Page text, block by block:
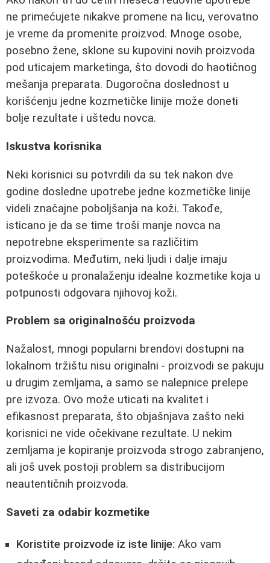
ne primećujete nikakve promene na licu, verovatno
je vreme da promenite proizvod. Mnoge osobe,
posebno žene, sklone su kupovini novih proizvoda
pod uticajem marketinga, što dovodi do haotičnog
mešanja preparata. Dugoročna doslednost u
korišćenju jedne kozmetičke linije može doneti
bolje rezultate i uštedu novca.
Iskustva korisnika
Neki korisnici su potvrdili da su tek nakon dve
godine dosledne upotrebe jedne kozmetičke linije
videli značajne poboljšanja na koži. Takođe,
isticano je da se time troši manje novca na
nepotrebne eksperimente sa različitim
proizvodima. Međutim, neki ljudi i dalje imaju
poteškoće u pronalaženju idealne kozmetike koja u
potpunosti odgovara njihovoj koži.
Problem sa originalnošću proizvoda
Nažalost, mnogi popularni brendovi dostupni na
lokalnom tržištu nisu originalni - proizvodi se pakuju
u drugim zemljama, a samo se nalepnice prelepe
pre izvoza. Ovo može uticati na kvalitet i
efikasnost preparata, što objašnjava zašto neki
korisnici ne vide očekivane rezultate. U nekim
zemljama je kopiranje proizvoda strogo zabranjeno,
ali još uvek postoji problem sa distribucijom
neautentičnih proizvoda.
Saveti za odabir kozmetike
Koristite proizvode iz iste linije: Ako vam